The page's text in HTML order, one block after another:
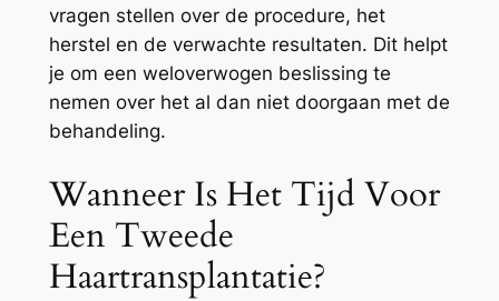
vragen stellen over de procedure, het
herstel en de verwachte resultaten. Dit helpt
je om een weloverwogen beslissing te
nemen over het al dan niet doorgaan met de
behandeling.
Wanneer Is Het Tijd Voor
Een Tweede
Haartransplantatie?